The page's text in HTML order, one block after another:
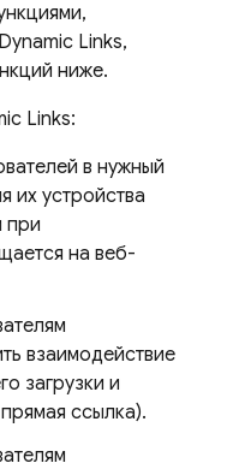
Links,
ниже.
Links:
в нужный
их устройства
при
на веб-
взаимодействие
загрузки и
ссылка).